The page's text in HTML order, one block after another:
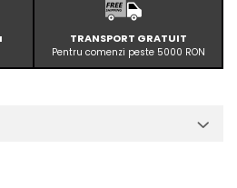
TRANSPORT GRATUIT
Pentru comenzi peste 5000 RON